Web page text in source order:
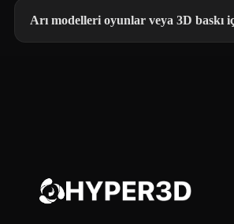
Arı modelleri oyunlar veya 3D baskı